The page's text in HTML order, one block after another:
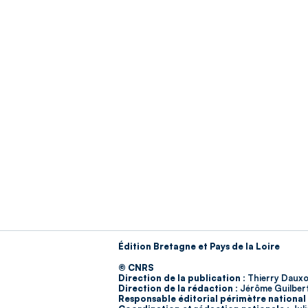
Édition Bretagne et Pays de la Loire
© CNRS
Direction de la publication : Thierry
Direction de la rédaction : Jérôme
Responsable éditorial périmètre national